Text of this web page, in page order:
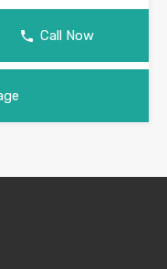
Call Now